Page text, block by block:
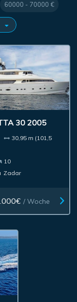
60000 - 70000 €
30 2005
30,95 m (101,5
10
Zadar
/ Woche